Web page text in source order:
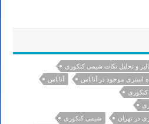
و تحلیل نکات شیمی کنکوری
استری موجود در آناناس
آناناس
در تهران
شیمی کنکوری